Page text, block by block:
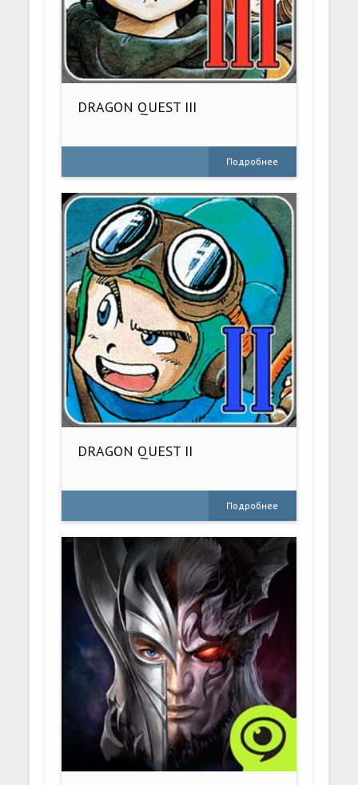
DRAGON QUEST III
Подробнее
DRAGON QUEST II
Подробнее